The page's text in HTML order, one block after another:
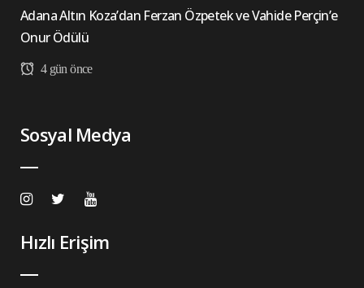
Adana Altın Koza’dan Ferzan Özpetek ve Vahide Perçin’e
Onur Ödülü
4 gün önce
Sosyal Medya
Hızlı Erişim